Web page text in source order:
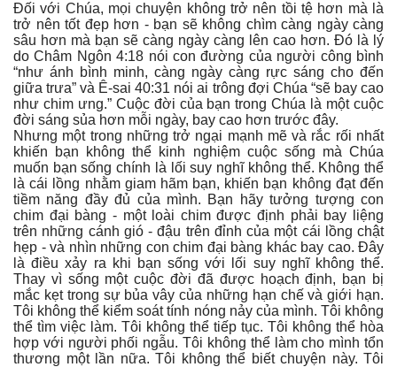
Đối với Chúa, mọi chuyện không trở nên tồi tệ hơn mà là
trở nên tốt đẹp hơn - bạn sẽ không chìm càng ngày càng
sâu hơn mà bạn sẽ càng ngày càng lên cao hơn. Đó là lý
do Châm Ngôn 4:18 nói con đường của người công bình
“như ánh bình minh, càng ngày càng rực sáng cho đến
giữa trưa” và Ê-sai 40:31 nói ai trông đợi Chúa “sẽ bay cao
như chim ưng.” Cuộc đời của bạn trong Chúa là một cuộc
đời sáng sủa hơn mỗi ngày, bay cao hơn trước đây.
Nhưng một trong những trở ngại mạnh mẽ và rắc rối nhất
khiến bạn không thể kinh nghiệm cuộc sống mà Chúa
muốn bạn sống chính là lối suy nghĩ không thể. Không thể
là cái lồng nhằm giam hãm bạn, khiến bạn không đạt đến
tiềm năng đầy đủ của mình. Bạn hãy tưởng tượng con
chim đại bàng - một loài chim được định phải bay liệng
trên những cánh gió - đậu trên đỉnh của một cái lồng chật
hẹp - và nhìn những con chim đại bàng khác bay cao. Đây
là điều xảy ra khi bạn sống với lối suy nghĩ không thể.
Thay vì sống một cuộc đời đã được hoạch định, bạn bị
mắc kẹt trong sự bủa vây của những hạn chế và giới hạn.
Tôi không thể kiểm soát tính nóng nảy của mình. Tôi không
thể tìm việc làm. Tôi không thể tiếp tục. Tôi không thể hòa
hợp với người phối ngẫu. Tôi không thể làm cho mình tổn
thương một lần nữa. Tôi không thể biết chuyện này. Tôi